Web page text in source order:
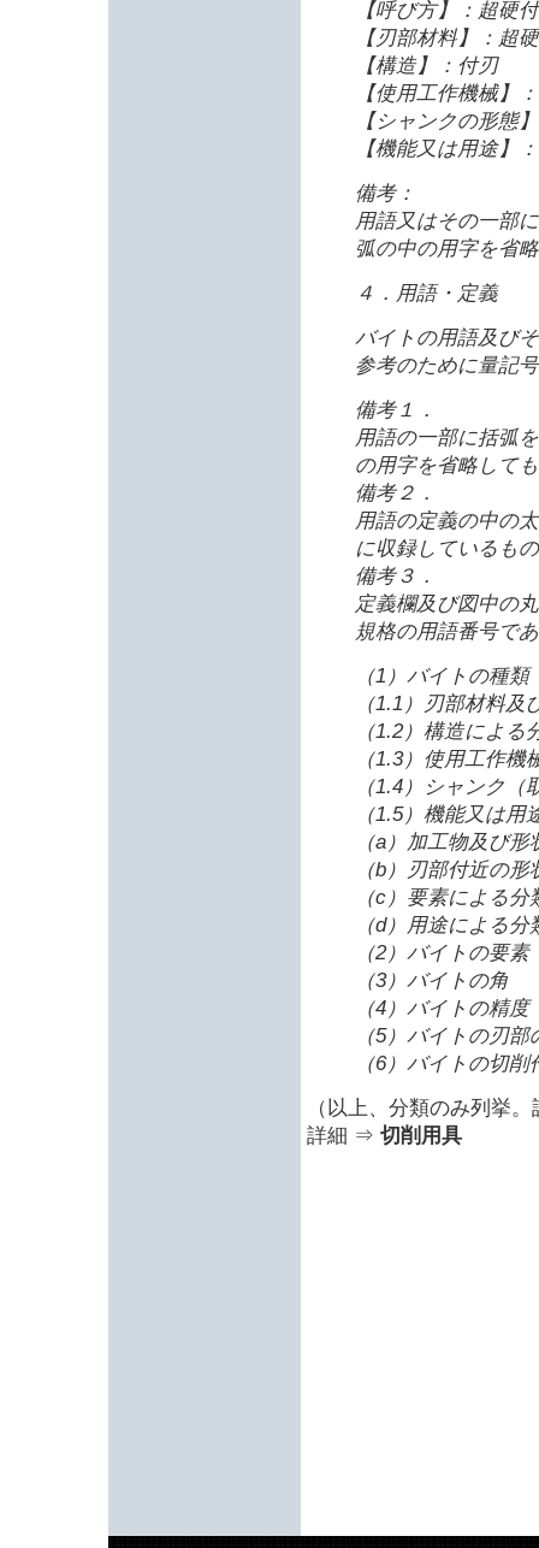
【呼び方】：超硬
【刃部材料】：超
【構造】：付刃
【使用工作機械】
【シャンクの形態
【機能又は用途】
備考：
用語又はその一部
弧の中の用字を省
４．用語・定義
バイトの用語及び
参考のために量記
備考１．
用語の一部に括弧
の用字を省略して
備考２．
用語の定義の中の
に収録しているも
備考３．
定義欄及び図中の
規格の用語番号で
（1）バイトの種類
（1.1）刃部材料
（1.2）構造による
（1.3）使用工作機
（1.4）シャンク
（1.5）機能又は用
（a）加工物及び
（b）刃部付近の
（c）要素による分
（d）用途による分
（2）バイトの要素
（3）バイトの角
（4）バイトの精度
（5）バイトの刃部
（6）バイトの切
（以上、分類のみ列挙
詳細 ⇒ 切削用具